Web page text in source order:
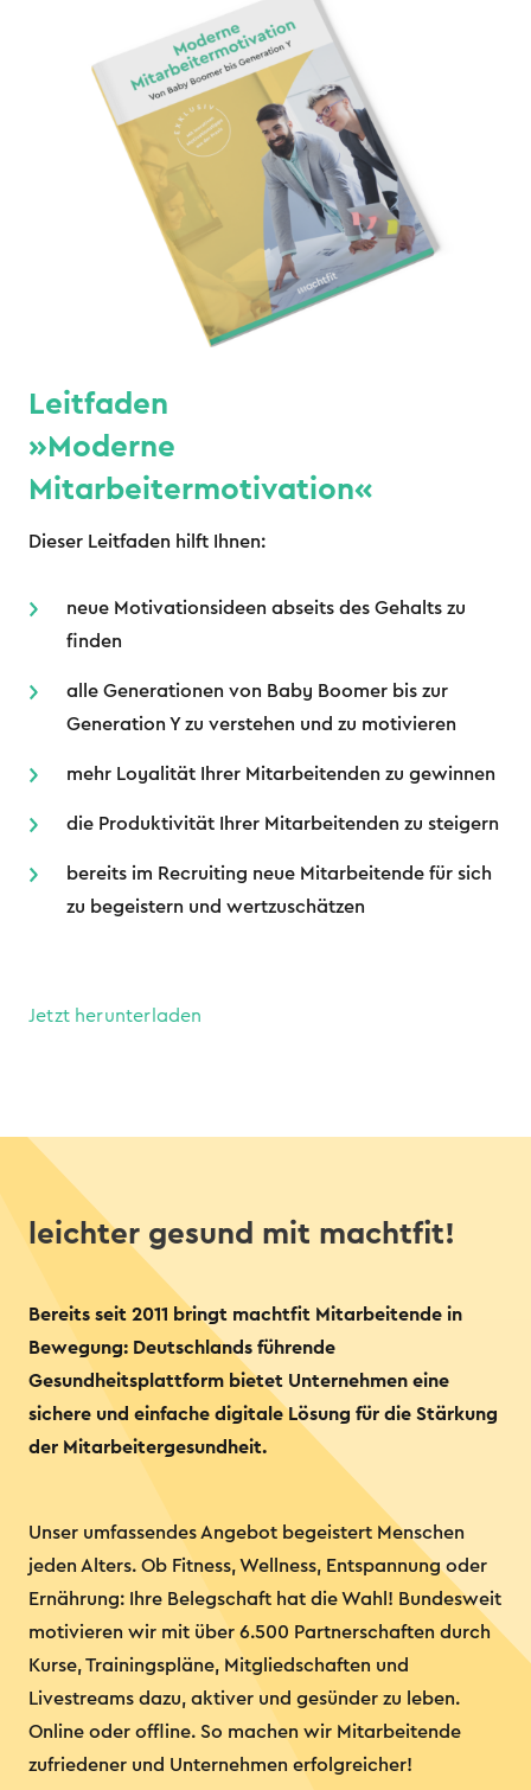
Leitfaden
»Moderne
Mitarbeitermotivation«
Dieser Leitfaden hilft Ihnen:
neue Motivationsideen abseits des Gehalts zu
finden
alle Generationen von Baby Boomer bis zur
Generation Y zu verstehen und zu motivieren
mehr Loyalität Ihrer Mitarbeitenden zu gewinnen
die Produktivität Ihrer Mitarbeitenden zu steigern
bereits im Recruiting neue Mitarbeitende für sich
zu begeistern und wertzuschätzen
Jetzt herunterladen
leichter gesund mit machtfit!
Bereits seit 2011 bringt machtfit Mitarbeitende in
Bewegung: Deutschlands führende
Gesundheitsplattform bietet Unternehmen eine
sichere und einfache digitale Lösung für die Stärkung
der Mitarbeitergesundheit.
Unser umfassendes Angebot begeistert Menschen
jeden Alters. Ob Fitness, Wellness, Entspannung oder
Ernährung: Ihre Belegschaft hat die Wahl! Bundesweit
motivieren wir mit über 6.500 Partnerschaften durch
Kurse, Trainingspläne, Mitgliedschaften und
Livestreams dazu, aktiver und gesünder zu leben.
Online oder offline. So machen wir Mitarbeitende
zufriedener und Unternehmen erfolgreicher!